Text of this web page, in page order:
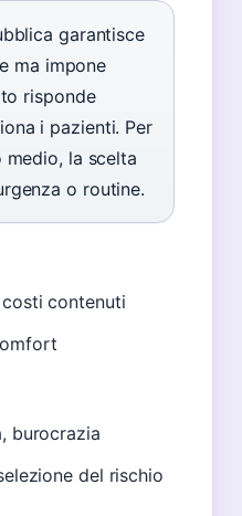
garantisce
ma impone
risponde
i pazienti. Per
la scelta
o routine.
contenuti
burocrazia
del rischio